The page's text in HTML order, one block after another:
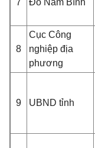
7 Đỗ Nam Bình
8
Cục Công
nghiệp địa
phương
9 UBND tỉnh